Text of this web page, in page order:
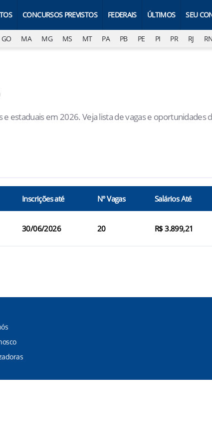
CONCURSOS PREVISTOS FEDERAIS ÚLTIMOS SEU
GO MA MG MS MT PA PB PE PI PR RJ
estaduais em 2026. Veja lista de vagas e oportunidades
Inscrições até N° Vagas Salários Até
30/06/2026 20 R$ 3.899,21